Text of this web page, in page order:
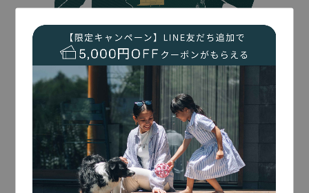
River Side Villa Happudai
リバーサイドヴィラ八風台
川の音に包まれる、
森のプライベートステイ。
広さ：170㎡ 敷地：830㎡
宿泊人数：1-12名
川沿いのサウナ＆水風呂
リバービュー